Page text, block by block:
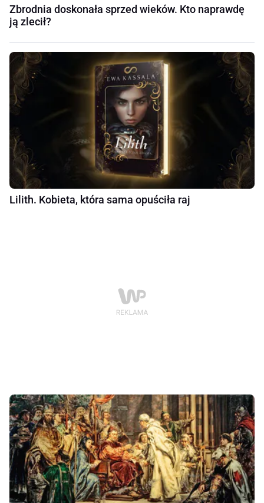
Zbrodnia doskonała sprzed wieków. Kto naprawdę
ją zlecił?
Lilith. Kobieta, która sama opuściła raj